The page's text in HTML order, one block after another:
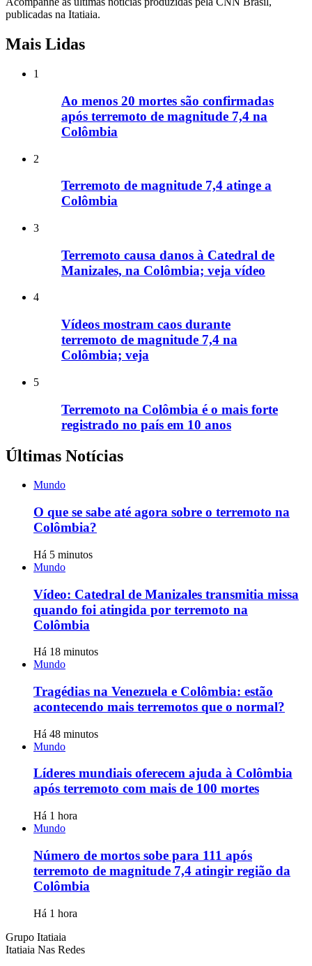
publicadas na Itatiaia.
Mais Lidas
1
Ao menos 20 mortes são confirmadas
após terremoto de magnitude 7,4 na
Colômbia
2
Terremoto de magnitude 7,4 atinge a
Colômbia
3
Terremoto causa danos à Catedral de
Manizales, na Colômbia; veja vídeo
4
Vídeos mostram caos durante
terremoto de magnitude 7,4 na
Colômbia; veja
5
Terremoto na Colômbia é o mais forte
registrado no país em 10 anos
Últimas Notícias
Mundo
O que se sabe até agora sobre o terremoto na
Colômbia?
Há 5 minutos
Mundo
Vídeo: Catedral de Manizales transmitia missa
quando foi atingida por terremoto na
Colômbia
Há 18 minutos
Mundo
Tragédias na Venezuela e Colômbia: estão
acontecendo mais terremotos que o normal?
Há 48 minutos
Mundo
Líderes mundiais oferecem ajuda à Colômbia
após terremoto com mais de 100 mortes
Há 1 hora
Mundo
Número de mortos sobe para 111 após
terremoto de magnitude 7,4 atingir região da
Colômbia
Há 1 hora
Grupo Itatiaia
Itatiaia Nas Redes